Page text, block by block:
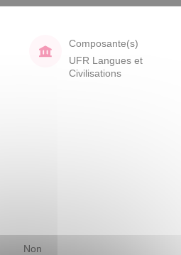
Composante(s)
UFR Langues et
Civilisations
Non